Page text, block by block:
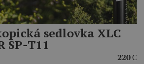
sedlovka XLC
SP-T11
220€